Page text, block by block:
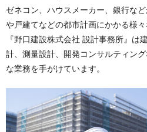
ゼネコン、ハウスメーカー、銀行な
や戸建てなどの都市計画にかかる様々
『野口建設株式会社 設計事務所』は
計、測量設計、開発コンサルティン
な業務を手がけています。